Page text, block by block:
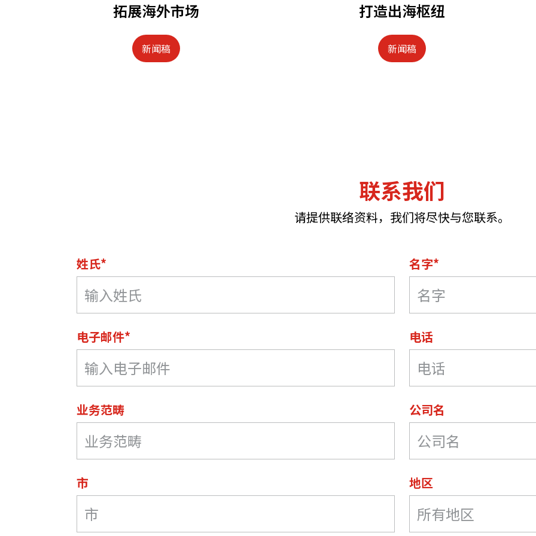
拓展海外市场
新闻稿
打造出海枢纽
新闻稿
联系我们
请提供联络资料，我们将尽快与您联系。
姓氏* 名字*
电子邮件* 电话
业务范畴 公司名
市 地区
所有地区